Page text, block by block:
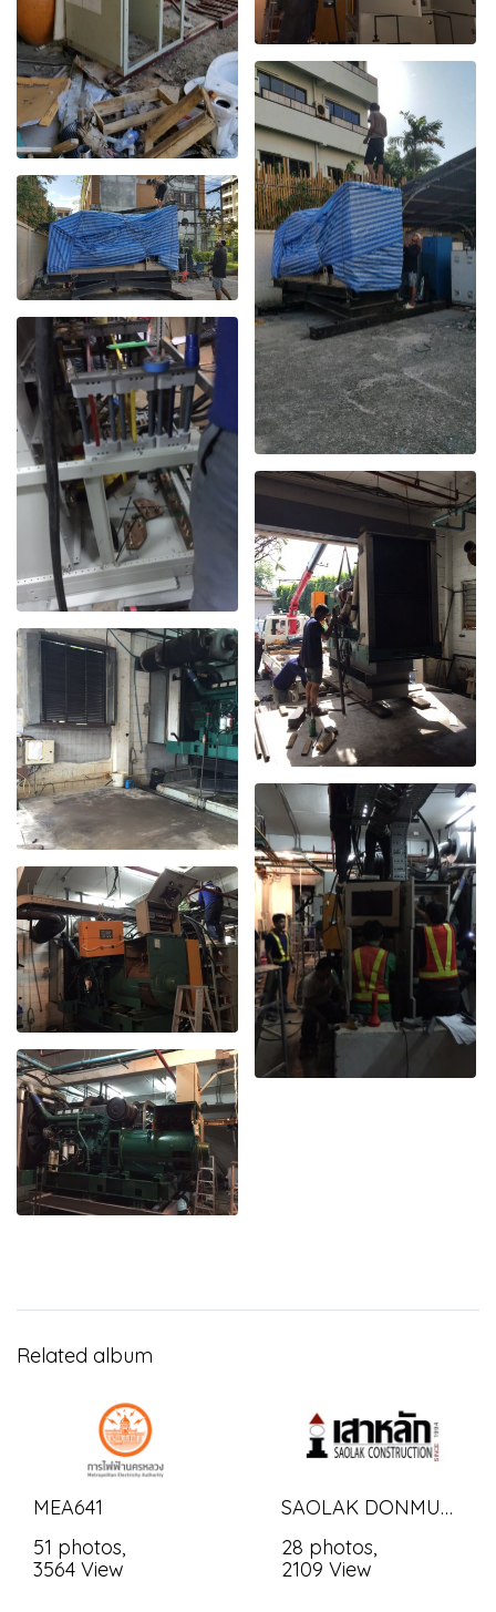
Related album
MEA641
51 photos,
3564 View
SAOLAK DONMUANG AIRPORT
28 photos,
2109 View